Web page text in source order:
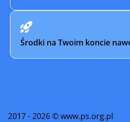
Środki na Twoim koncie
2017 - 2026 © www.ps.org.pl